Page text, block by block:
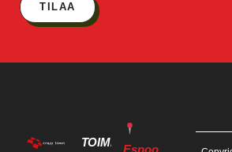
TILAA
TOIMITILAT
Espoo